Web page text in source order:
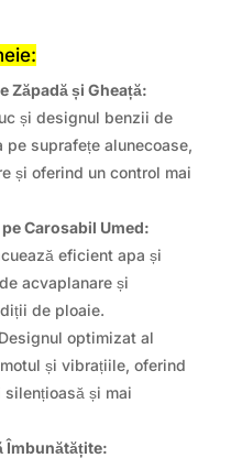
Zăpadă și Gheață:
și designul benzii de
pe suprafețe alunecoase,
și oferind un control mai
Carosabil Umed:
eficient apa și
acvaplanare și
de ploaie.
Designul optimizat al
și vibrațiile, oferind
și mai
Îmbunătățite: